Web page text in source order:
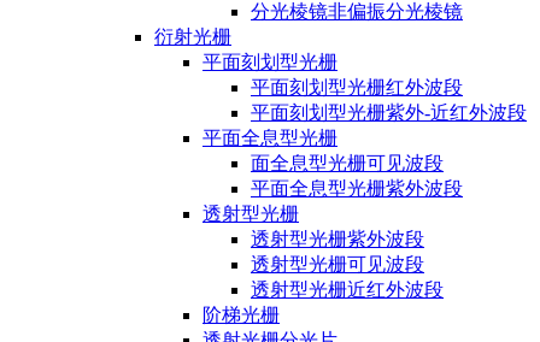
分光棱镜非偏振分光棱镜
衍射光栅
平面刻划型光栅
平面刻划型光栅红外波段
平面刻划型光栅紫外-近红外波段
平面全息型光栅
面全息型光栅可见波段
平面全息型光栅紫外波段
透射型光栅
透射型光栅紫外波段
透射型光栅可见波段
透射型光栅近红外波段
阶梯光栅